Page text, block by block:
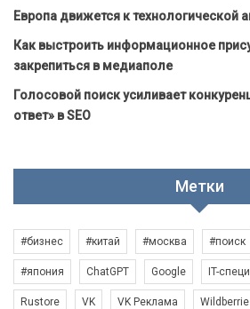
Европа движется к технологической
Как выстроить информационное
закрепиться в медиаполе
Голосовой поиск усиливает
ответ» в SEO
Метки
#бизнес #китай #москва #поиск
#япония ChatGPT Google IT-
Rustore VK VK Реклама